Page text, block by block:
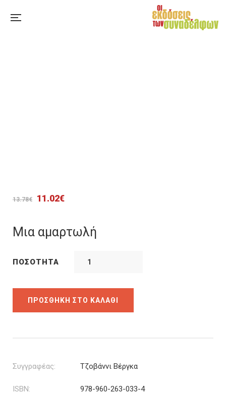
13.78€
Original
13.78€.
11.02€Η
Μια αμαρτωλή
ΠΟΣΌΤΗΤΑ
ΠΡΟΣΘΉΚΗ ΣΤΟ ΚΑΛΆΘΙ
Συγγραφέας: Τζοβάννι Βέργκα
ISBN: 978-960-263-033-4